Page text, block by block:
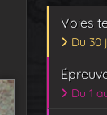
Voies
Du 30
Du 1